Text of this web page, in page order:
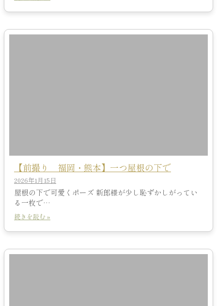
【前撮り 福岡・熊本】一つ屋根の下で
2026年1月15日
屋根の下で可愛くポーズ 新郎様が少し恥ずかしがってい
る一枚で…
続きを読む »